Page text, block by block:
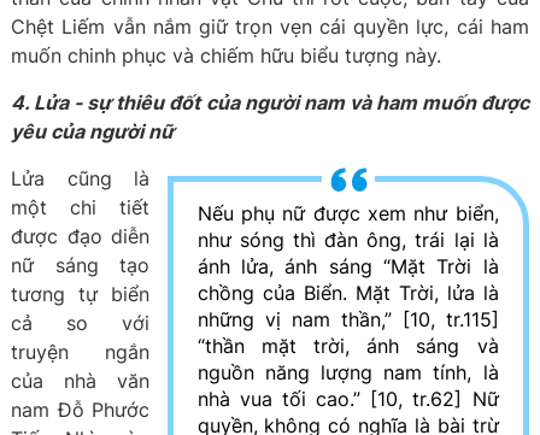
Chệt Liếm vẫn nắm giữ trọn vẹn cái quyền lực, cái ham
muốn chinh phục và chiếm hữu biểu tượng này.
4. Lửa - sự thiêu đốt của người nam và ham muốn được
yêu của người nữ
Nếu phụ nữ được xem như biển,
như sóng thì đàn ông, trái lại là
ánh lửa, ánh sáng “Mặt Trời là
chồng của Biển. Mặt Trời, lửa là
những vị nam thần,” [10, tr.115]
“thần mặt trời, ánh sáng và
nguồn năng lượng nam tính, là
nhà vua tối cao.” [10, tr.62] Nữ
quyền, không có nghĩa là bài trừ
Lửa cũng là
một chi tiết
được đạo diễn
nữ sáng tạo
tương tự biển
cả so với
truyện ngắn
của nhà văn
nam Đỗ Phước